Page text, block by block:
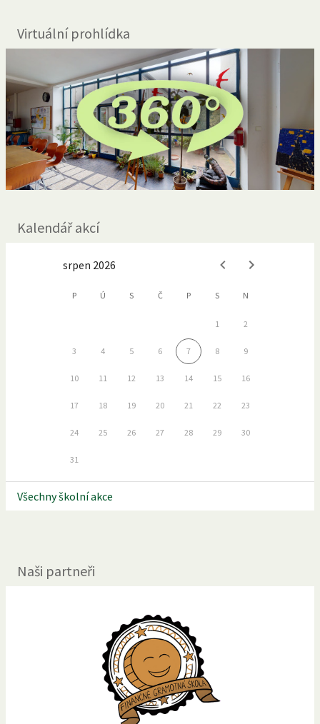
Virtuální prohlídka
Kalendář akcí
srpen 2026
P Ú S Č P S N
1 2
3 4 5 6 7 8 9
10 11 12 13 14 15 16
17 18 19 20 21 22 23
24 25 26 27 28 29 30
31
Všechny školní akce
Naši partneři